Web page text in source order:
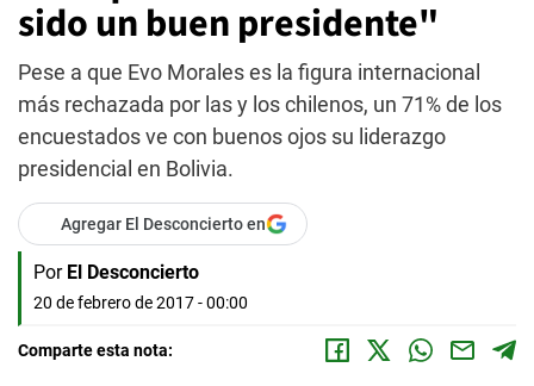
sido un buen presidente"
Pese a que Evo Morales es la figura internacional
más rechazada por las y los chilenos, un 71% de los
encuestados ve con buenos ojos su liderazgo
presidencial en Bolivia.
Agregar El Desconcierto en
Por El Desconcierto
20 de febrero de 2017 - 00:00
Comparte esta nota: